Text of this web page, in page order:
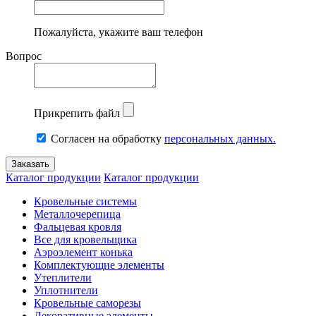
Пожалуйста, укажите ваш телефон
Вопрос
Прикрепить файл
Согласен на обработку персональных данных.
Каталог продукции Каталог продукции
Кровельные системы
Металлочерепица
Фальцевая кровля
Все для кровельщика
Аэроэлемент конька
Комплектующие элементы
Утеплители
Уплотнители
Кровельные саморезы